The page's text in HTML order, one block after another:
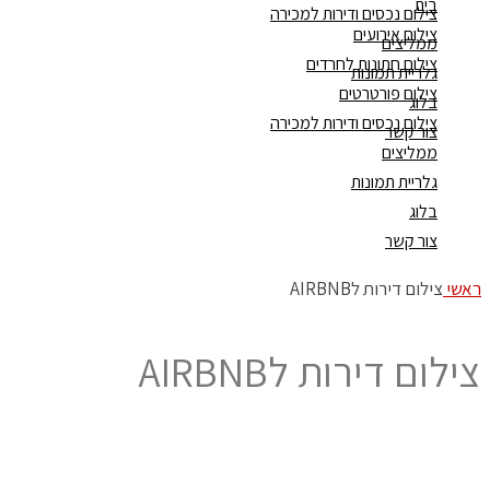
צילום נכסים ודירות למכירה
ממליצים
גלריית תמונות
בלוג
צור קשר
בית
צילום אירועים
צילום חתונות לחרדים
צילום פורטרטים
צילום נכסים ודירות למכירה
ממליצים
גלריית תמונות
בלוג
צור קשר
ראשי צילום דירות לAIRBNB
צילום דירות לAIRBNB